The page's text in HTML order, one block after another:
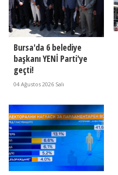
Bursa'da 6 belediye
başkanı YENİ Parti'ye
geçti!
04 Ağustos 2026 Salı